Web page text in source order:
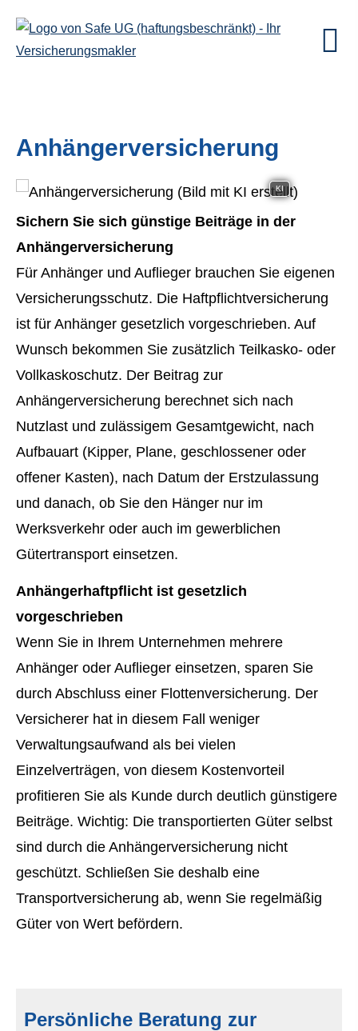
Anhängerversicherung
KI
Sichern Sie sich günstige Beiträge in der
Anhängerversicherung
Für Anhänger und Auflieger brauchen Sie eigenen
Versicherungsschutz. Die Haft­pflichtversicherung
ist für Anhänger gesetzlich vorgeschrieben. Auf
Wunsch bekommen Sie zusätzlich Teilkasko- oder
Vollkaskoschutz. Der Beitrag zur
Anhängerversicherung berechnet sich nach
Nutzlast und zulässigem Gesamtgewicht, nach
Aufbauart (Kipper, Plane, geschlossener oder
offener Kasten), nach Datum der Erstzulassung
und danach, ob Sie den Hänger nur im
Werksverkehr oder auch im gewerblichen
Gütertransport einsetzen.
Anhängerhaftpflicht ist gesetzlich
vorgeschrieben
Wenn Sie in Ihrem Unternehmen mehrere
Anhänger oder Auflieger einsetzen, sparen Sie
durch Abschluss einer Flottenversicherung. Der
Versicherer hat in diesem Fall weniger
Verwaltungsaufwand als bei vielen
Einzelverträgen, von diesem Kostenvorteil
profitieren Sie als Kunde durch deutlich günstigere
Beiträge. Wichtig: Die transportierten Güter selbst
sind durch die Anhängerversicherung nicht
geschützt. Schließen Sie deshalb eine
Transportversicherung ab, wenn Sie regelmäßig
Güter von Wert befördern.
Persönliche Beratung zur